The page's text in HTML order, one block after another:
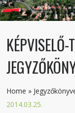
KÉPVISELŐ-
Home »
2014.03.25.